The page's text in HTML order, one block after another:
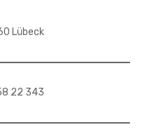
Lübeck
22 343